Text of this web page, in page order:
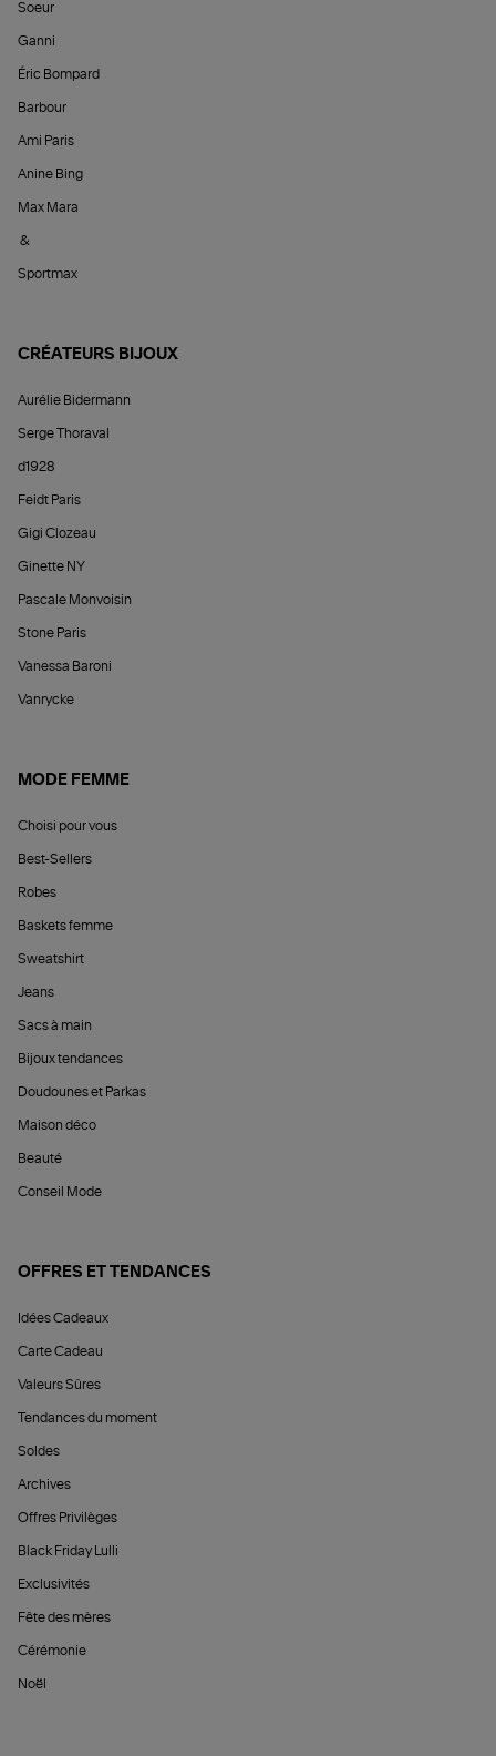
Soeur
Ganni
Éric Bompard
Barbour
Ami Paris
Anine Bing
Max Mara
&
Sportmax
CRÉATEURS BIJOUX
Aurélie Bidermann
Serge Thoraval
d1928
Feidt Paris
Gigi Clozeau
Ginette NY
Pascale Monvoisin
Stone Paris
Vanessa Baroni
Vanrycke
MODE FEMME
Choisi pour vous
Best-Sellers
Robes
Baskets femme
Sweatshirt
Jeans
Sacs à main
Bijoux tendances
Doudounes et Parkas
Maison déco
Beauté
Conseil Mode
OFFRES ET TENDANCES
Idées Cadeaux
Carte Cadeau
Valeurs Sûres
Tendances du moment
Soldes
Archives
Offres Privilèges
Black Friday Lulli
Exclusivités
Fête des mères
Cérémonie
Noël